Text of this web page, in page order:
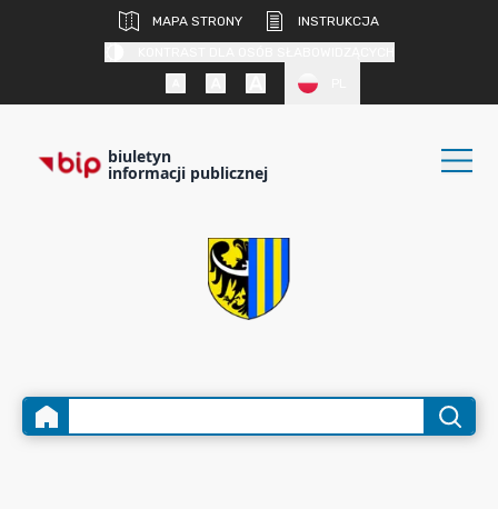
MAPA STRONY
INSTRUKCJA
biuletyn
informacji publicznej